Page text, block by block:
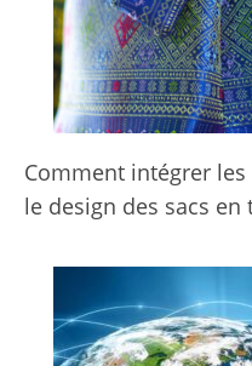
Comment intégrer
le design des sacs